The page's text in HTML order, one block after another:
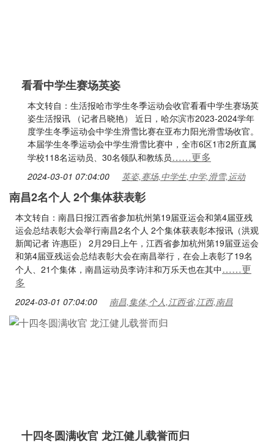
看看中学生赛场英姿
本文转自：生活报哈市学生冬季运动会收官看看中学生赛场英
姿生活报讯 （记者吕晓艳） 近日，哈尔滨市2023-2024学年
度学生冬季运动会中学生滑雪比赛在亚布力阳光滑雪场收官。
本届学生冬季运动会中学生滑雪比赛中，全市6区1市2所直属
学校118名运动员、30名领队和教练员……更多
2024-03-01 07:04:00 英姿,赛场,中学生,中学,滑雪,运动
南昌2名个人 2个集体获表彰
本文转自：南昌日报江西省参加杭州第19届亚运会和第4届亚残
运会总结表彰大会举行南昌2名个人 2个集体获表彰本报讯（洪观
新闻记者 许惠臣） 2月29日上午，江西省参加杭州第19届亚运会
和第4届亚残运会总结表彰大会在南昌举行，在会上表彰了19名
个人、21个集体，南昌运动员李诗沣和万乐天也在其中……更
多
2024-03-01 07:04:00 南昌,集体,个人,江西省,江西,南昌
十四冬圆满收官 龙江健儿载誉而归